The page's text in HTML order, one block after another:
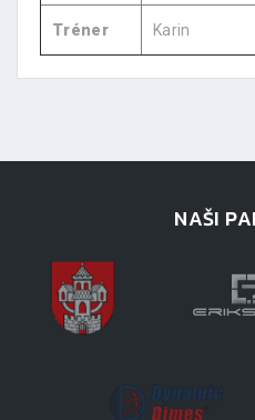
Tréner Karin
NAŠI